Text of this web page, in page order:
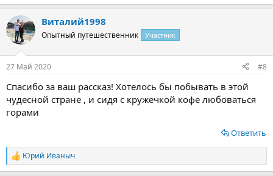
Виталий1998
Опытный путешественник Участник
27 Май 2020 #8
Спасибо за ваш рассказ! Хотелось бы побывать в этой
чудесной стране , и сидя с кружечкой кофе любоваться
горами
Ответить
Р
е
Юрий Иваныч